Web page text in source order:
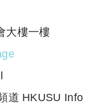
大樓一樓
道 HKUSU Info